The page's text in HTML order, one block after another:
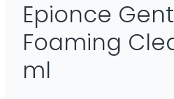
Epionce
Foaming
ml